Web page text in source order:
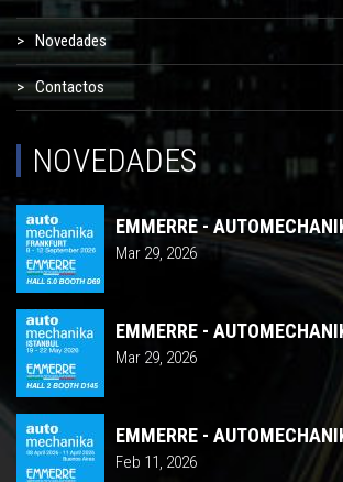
Novedades
Contactos
NOVEDADES
Mar 29, 2026
Mar 29, 2026
Feb 11, 2026